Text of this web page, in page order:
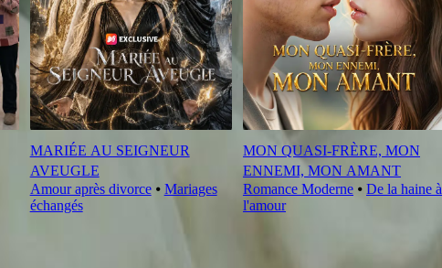
MARIÉE AU SEIGNEUR
AVEUGLE
Amour après divorce⦁ Mariages
échangés
MON QUASI-FRÈRE, MON
ENNEMI, MON AMANT
Romance Moderne⦁ De la haine à
l'amour